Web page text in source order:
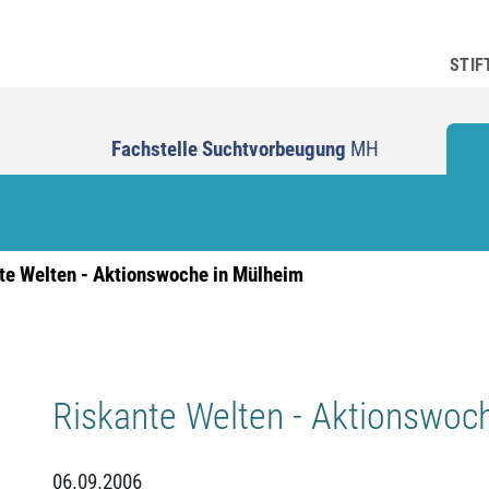
Fachstelle Suchtvorbeugung MH
Welten - Aktionswoche in Mülheim
Riskante Welten -
06.09.2006